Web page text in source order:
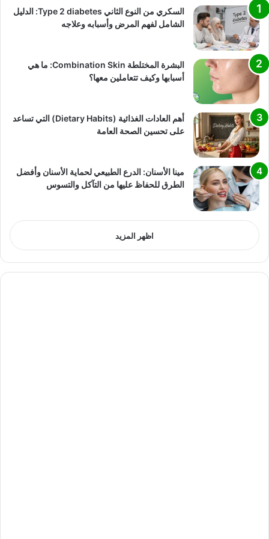
السكري من النوع الثاني Type 2 diabetes: الدليل
الشامل لفهم المرض وأسبابه وعلاجه
البشرة المختلطة Combination Skin: ما هي
أسبابها وكيف تتعاملين معها؟
أهم العادات الغذائية (Dietary Habits) التي تساعد
على تحسين الصحة العامة
مينا الأسنان: الدرع الطبيعي لحماية الأسنان وأفضل
الطرق للحفاظ عليها من التآكل والتسوس
اظهر المزيد